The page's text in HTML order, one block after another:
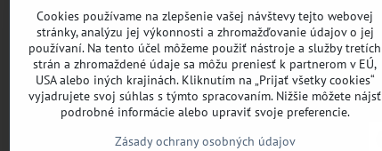
Cookies používame na zlepšenie vašej návštevy tejto webovej
stránky, analýzu jej výkonnosti a zhromažďovanie údajov o jej
používaní. Na tento účel môžeme použiť nástroje a služby tretích
strán a zhromaždené údaje sa môžu preniesť k partnerom v EÚ,
USA alebo iných krajinách. Kliknutím na „Prijať všetky cookies“
vyjadrujete svoj súhlas s týmto spracovaním. Nižšie môžete nájsť
podrobné informácie alebo upraviť svoje preferencie.
Zásady ochrany osobných údajov